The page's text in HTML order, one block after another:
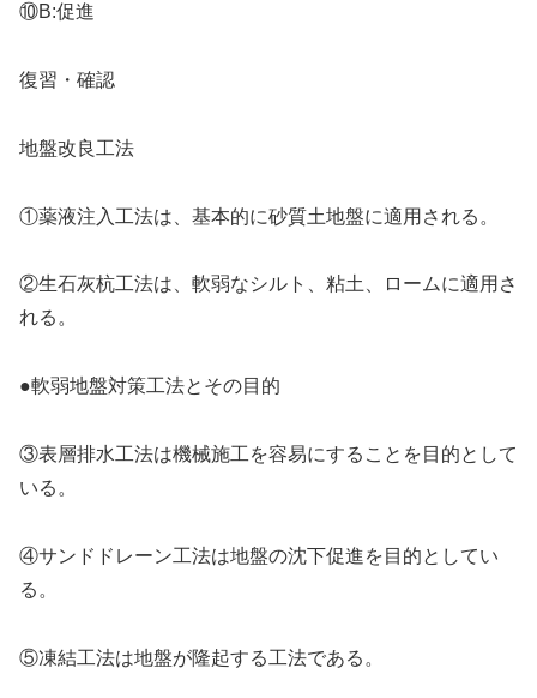
⑩B:促進
復習・確認
地盤改良工法
①薬液注入工法は、基本的に砂質土地盤に適用される。
②生石灰杭工法は、軟弱なシルト、粘土、ロームに適用さ
れる。
●軟弱地盤対策工法とその目的
③表層排水工法は機械施工を容易にすることを目的として
いる。
④サンドドレーン工法は地盤の沈下促進を目的としてい
る。
⑤凍結工法は地盤が隆起する工法である。